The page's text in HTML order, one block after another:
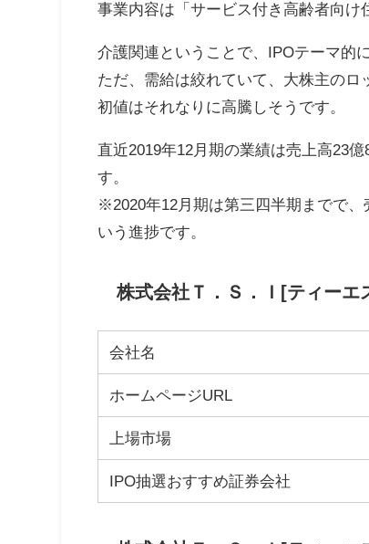
事業内容は「サービス付き高齢者向け
介護関連ということで、IPOテーマ的
ただ、需給は絞れていて、大株主の
初値はそれなりに高騰しそうです。
直近2019年12月期の業績は売上高23
す。
※2020年12月期は第三四半期までで、
いう進捗です。
株式会社Ｔ．Ｓ．Ｉ[ティーエ
会社名
ホームページURL
上場市場
IPO抽選おすすめ証券会社